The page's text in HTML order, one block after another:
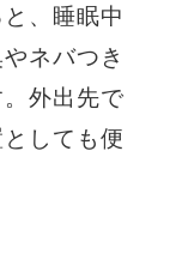
、睡眠中
ネバつき
外出先で
しても便